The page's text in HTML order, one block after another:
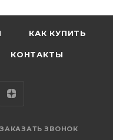
КАК КУПИТЬ
КОНТАКТЫ
ЗАКАЗАТЬ ЗВОНОК